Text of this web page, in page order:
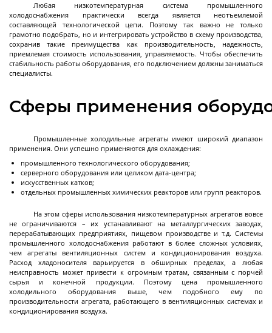
Ферментеры
из нержавеющей стали
Экстракторы
Установки сверхкритической флюидной
экстракции
Экстракторы статические
Экстракторы динамические
Экстракторы - концентраторы
Экстракторы ультразвуковые
Автоматические CO2 экстракторы
Пилотные установки сверхкритической
Любая низкотемпературная система промышленного
холодоснабжения практически всегда является неотъемлемой
составляющей технологической цепи. Поэтому так важно не только
грамотно подобрать, но и интегрировать устройство в схему производства,
сохранив такие преимущества как производительность, надежность,
приемлемая стоимость использования, управляемость. Чтобы обеспечить
стабильность работы оборудования, его подключением должны заниматься
специалисты.
Сферы применения
Промышленные холодильные агрегаты имеют широкий диапазон
применения. Они успешно применяются для охлаждения:
промышленного технологического оборудования;
серверного оборудования или целиком дата-центра;
искусственных катков;
отдельных промышленных химических реакторов или групп реакторов.
На этом сферы использования низкотемпературных агрегатов вовсе
не ограничиваются – их устанавливают на металлургических заводах,
перерабатывающих предприятиях, пищевом производстве и т.д. Системы
промышленного холодоснабжения работают в более сложных условиях,
чем агрегаты вентиляционных систем и кондиционирования воздуха.
Расход хладоносителя варьируется в обширных пределах, а любая
неисправность может привести к огромным тратам, связанным с порчей
сырья и конечной продукции. Поэтому цена промышленного
холодильного оборудования выше, чем подобного ему по
производительности агрегата, работающего в вентиляционных системах и
кондиционирования воздуха.